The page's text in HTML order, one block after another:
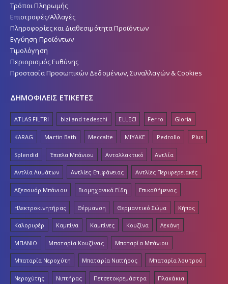
Τρόποι Πληρωμής
Επιστροφές/Αλλαγές
Πληροφορίες και Διαθεσιμότητα Προϊόντων
Εγγύηση Προϊόντων
Τιμολόγηση
Περιορισμός Ευθύνης
Προστασία Προσωπικών Δεδομένων, Συναλλαγών & Cookies
ΔΗΜΟΦΙΛΕΙΣ ΕΤΙΚΕΤΕΣ
ATLAS FILTRI bizi and tedeschi ELLECI Ferro Gloria
KARAG Martin Bath Meccalte MIYAKE Pedrollo Plus
Splendid Έπιπλα Μπάνιου Ανταλλακτικό Αντλία
Αντλία Λυμάτων Αντλίες Επιφάνειας Αντλίες Περιφερειακές
Αξεσουάρ Μπάνιου Βιομηχανικά Είδη Επικαθήμενος
Ηλεκτροκινητήρας Θέρμανση Θερμαντικό Σώμα Κήπος
Καλοριφέρ Καμπίνα Καμπίνες Κουζίνα Λεκάνη
ΜΠΑΝΙΟ Μπαταρία Κουζίνας Μπαταρία Μπάνιου
Μπαταρία Νεροχύτη Μπαταρία Νιπτήρος Μπαταρία λουτρού
Νεροχύτης Νιπτήρας Πετσετοκρεμάστρα Πλακάκια